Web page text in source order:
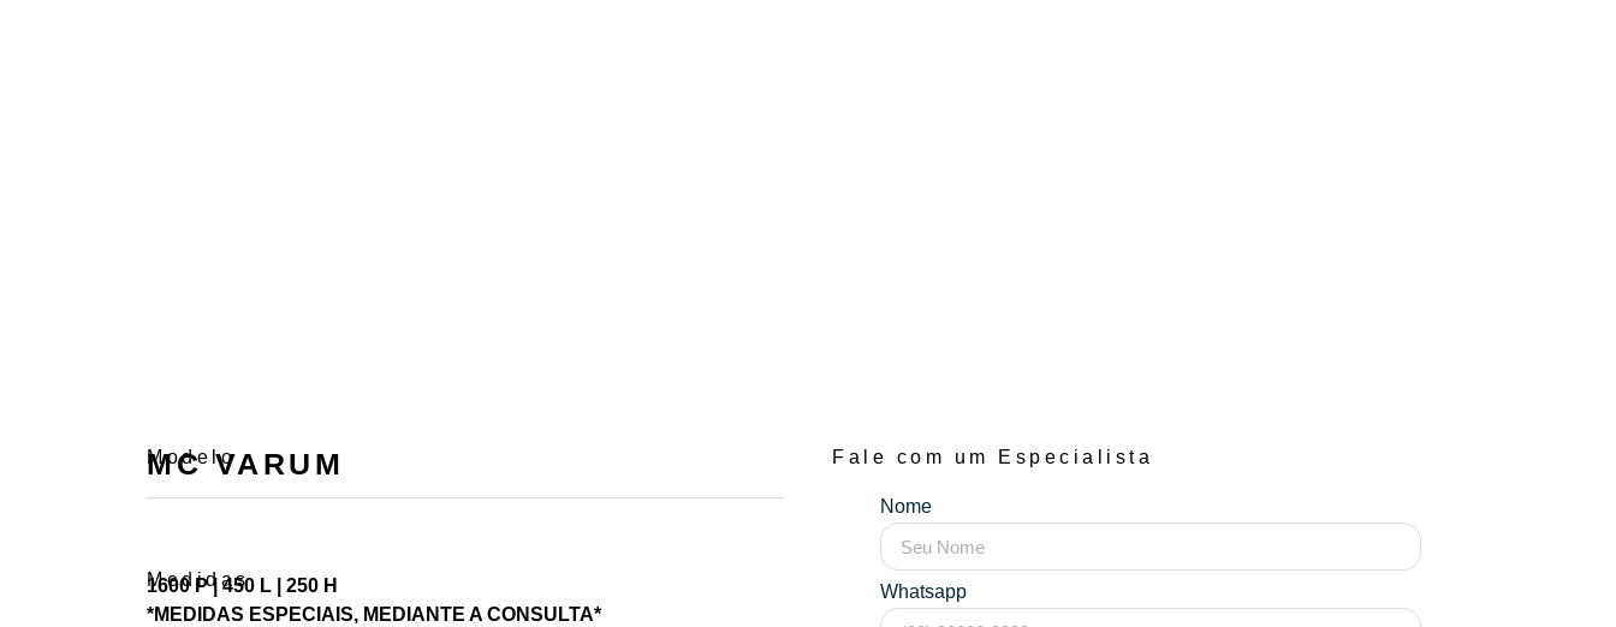
Modelo
MC VARUM
Medidas
1600 P | 450 L | 250 H
*MEDIDAS ESPECIAIS, MEDIANTE A CONSULTA*
Fale com um Especialista
Nome
Whatsapp